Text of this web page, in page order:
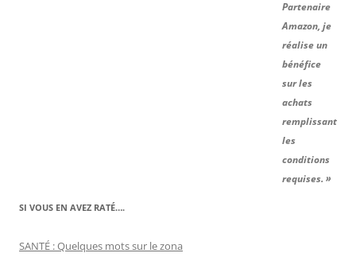
Partenaire
Amazon, je
réalise un
bénéfice
sur les
achats
remplissant
les
conditions
requises. »
SI VOUS EN AVEZ RATÉ….
SANTÉ : Quelques mots sur le zona